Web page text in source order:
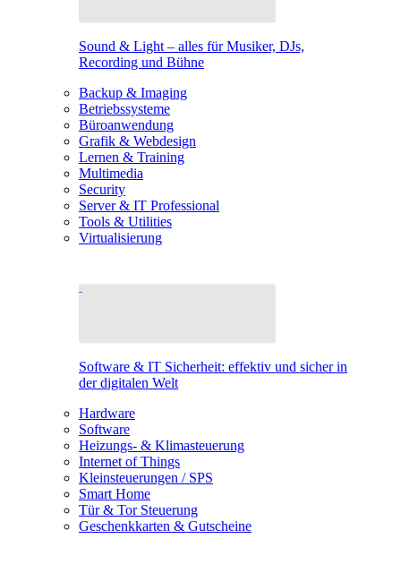
Sound & Light – alles für Musiker, DJs,
Recording und Bühne
Backup & Imaging
Betriebssysteme
Büroanwendung
Grafik & Webdesign
Lernen & Training
Multimedia
Security
Server & IT Professional
Tools & Utilities
Virtualisierung
Software & IT Sicherheit: effektiv und sicher in
der digitalen Welt
Hardware
Software
Heizungs- & Klimasteuerung
Internet of Things
Kleinsteuerungen / SPS
Smart Home
Tür & Tor Steuerung
Geschenkkarten & Gutscheine